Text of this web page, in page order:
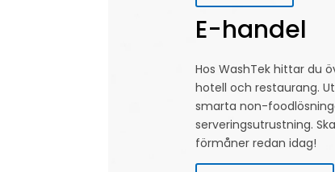
E-handel
Hos WashTek hittar du
hotell och restaurang.
smarta non-
serveringsutrustning.
förmåner redan idag!